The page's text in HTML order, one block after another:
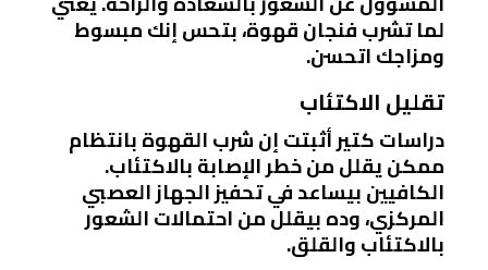
لما تشرب فنجان قهوة، بتحس إنك مبسوط
ومزاجك اتحسن.
تقليل الاكتئاب
دراسات كتير أثبتت إن شرب القهوة بانتظام
ممكن يقلل من خطر الإصابة بالاكتئاب.
الكافيين بيساعد في تحفيز الجهاز العصبي
المركزي، وده بيقلل من احتمالات الشعور
بالاكتئاب والقلق.